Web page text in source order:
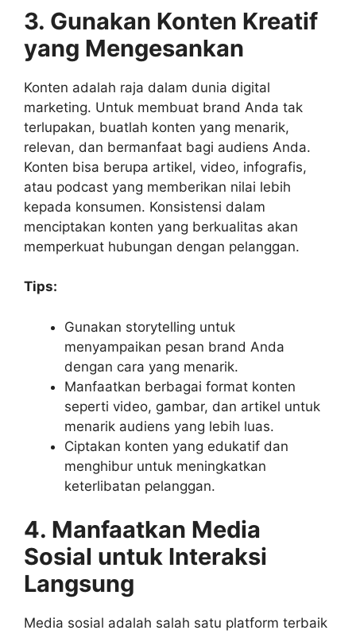
3. Gunakan Konten Kreatif
yang Mengesankan
Konten adalah raja dalam dunia digital
marketing. Untuk membuat brand Anda tak
terlupakan, buatlah konten yang menarik,
relevan, dan bermanfaat bagi audiens Anda.
Konten bisa berupa artikel, video, infografis,
atau podcast yang memberikan nilai lebih
kepada konsumen. Konsistensi dalam
menciptakan konten yang berkualitas akan
memperkuat hubungan dengan pelanggan.
Tips:
Gunakan storytelling untuk
menyampaikan pesan brand Anda
dengan cara yang menarik.
Manfaatkan berbagai format konten
seperti video, gambar, dan artikel untuk
menarik audiens yang lebih luas.
Ciptakan konten yang edukatif dan
menghibur untuk meningkatkan
keterlibatan pelanggan.
4. Manfaatkan Media
Sosial untuk Interaksi
Langsung
Media sosial adalah salah satu platform terbaik